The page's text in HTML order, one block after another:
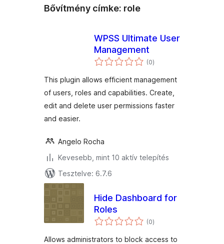
Bővítmény címke: role
WPSS Ultimate User
Management
(0értékelés
összesen
)
This plugin allows efficient management
of users, roles and capabilities. Create,
edit and delete user permissions faster
and easier.
Angelo Rocha
Kevesebb, mint 10 aktív telepítés
Tesztelve: 6.7.6
Hide Dashboard for
Roles
(0értékelés
összesen
)
Allows administrators to block access to